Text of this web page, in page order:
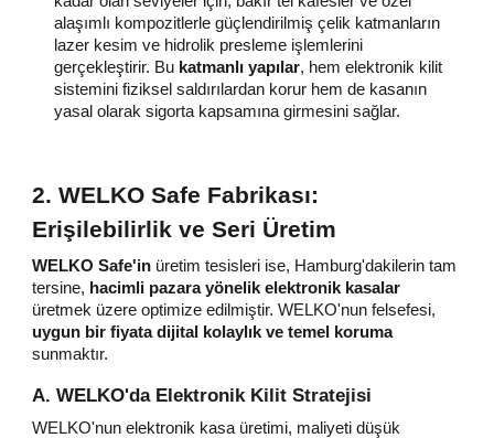
alaşımlı kompozitlerle güçlendirilmiş çelik katmanların
lazer kesim ve hidrolik presleme işlemlerini
gerçekleştirir. Bu katmanlı yapılar, hem elektronik kilit
sistemini fiziksel saldırılardan korur hem de kasanın
yasal olarak sigorta kapsamına girmesini sağlar.
2. WELKO Safe Fabrikası:
Erişilebilirlik ve Seri Üretim
WELKO Safe'in üretim tesisleri ise, Hamburg'dakilerin tam
tersine, hacimli pazara yönelik elektronik kasalar
üretmek üzere optimize edilmiştir. WELKO'nun felsefesi,
uygun bir fiyata dijital kolaylık ve temel koruma
sunmaktır.
A. WELKO'da Elektronik Kilit Stratejisi
WELKO'nun elektronik kasa üretimi, maliyeti düşük